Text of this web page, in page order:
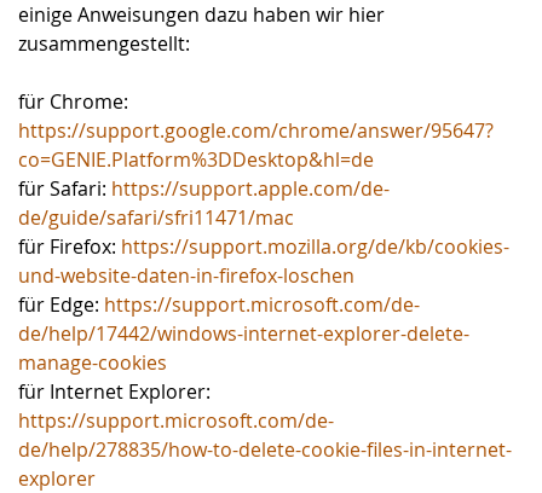
einige Anweisungen dazu haben wir hier
zusammengestellt:
für Chrome:
https://support.google.com/chrome/answer/95647?
co=GENIE.Platform%3DDesktop&hl=de
für Safari: https://support.apple.com/de-
de/guide/safari/sfri11471/mac
für Firefox: https://support.mozilla.org/de/kb/cookies-
und-website-daten-in-firefox-loschen
für Edge: https://support.microsoft.com/de-
de/help/17442/windows-internet-explorer-delete-
manage-cookies
für Internet Explorer:
https://support.microsoft.com/de-
de/help/278835/how-to-delete-cookie-files-in-internet-
explorer